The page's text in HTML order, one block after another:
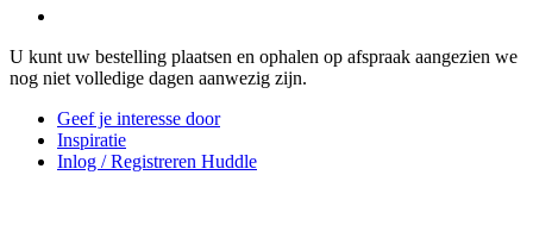
U kunt uw bestelling plaatsen en ophalen op afspraak aangezien we
nog niet volledige dagen aanwezig zijn.
Geef je interesse door
Inspiratie
Inlog / Registreren Huddle